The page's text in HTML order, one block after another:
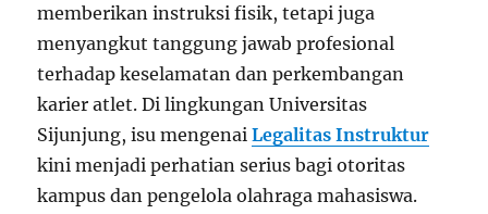
memberikan instruksi fisik, tetapi juga
menyangkut tanggung jawab profesional
terhadap keselamatan dan perkembangan
karier atlet. Di lingkungan Universitas
Sijunjung, isu mengenaiLegalitas Instruktur
kini menjadi perhatian serius bagi otoritas
kampus dan pengelola olahraga mahasiswa.